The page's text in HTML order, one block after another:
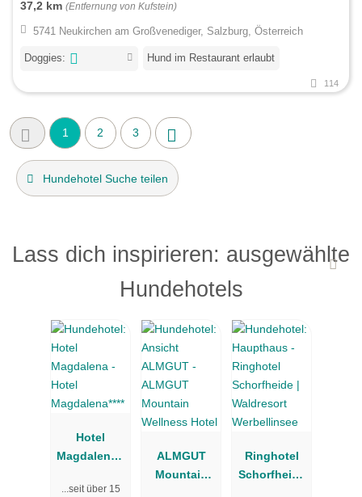
37,2 km (Entfernung von Kufstein)
5741 Neukirchen am Großvenediger, Salzburg, Österreich
Doggies: Hund im Restaurant erlaubt
114
1 2 3
Hundehotel Suche teilen
Lass dich inspirieren: ausgewählte
Hundehotels
Hotel
Magdalena**
...seit über 15
ALMGUT
Mountain
Ringhotel
Schorfheide